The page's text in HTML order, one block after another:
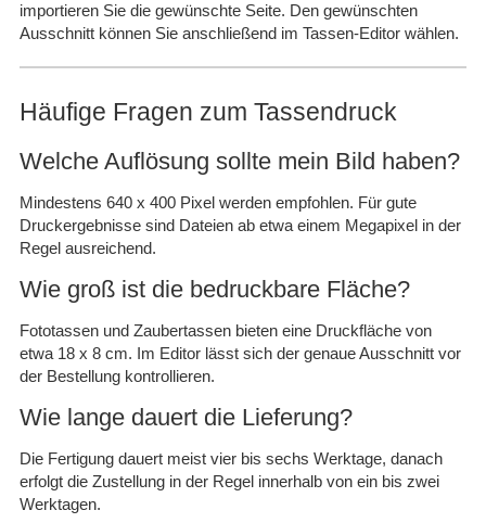
importieren Sie die gewünschte Seite. Den gewünschten
Ausschnitt können Sie anschließend im Tassen-Editor wählen.
Häufige Fragen zum Tassendruck
Welche Auflösung sollte mein Bild haben?
Mindestens 640 x 400 Pixel werden empfohlen. Für gute
Druckergebnisse sind Dateien ab etwa einem Megapixel in der
Regel ausreichend.
Wie groß ist die bedruckbare Fläche?
Fototassen und Zaubertassen bieten eine Druckfläche von
etwa 18 x 8 cm. Im Editor lässt sich der genaue Ausschnitt vor
der Bestellung kontrollieren.
Wie lange dauert die Lieferung?
Die Fertigung dauert meist vier bis sechs Werktage, danach
erfolgt die Zustellung in der Regel innerhalb von ein bis zwei
Werktagen.